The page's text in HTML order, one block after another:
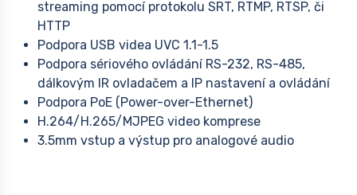
streaming pomocí protokolu SRT, RTMP, RTSP, či
HTTP
Podpora USB videa UVC 1.1-1.5
Podpora sériového ovládání RS-232, RS-485,
dálkovým IR ovladačem a IP nastavení a ovládání
Podpora PoE (Power-over-Ethernet)
H.264/H.265/MJPEG video komprese
3.5mm vstup a výstup pro analogové audio